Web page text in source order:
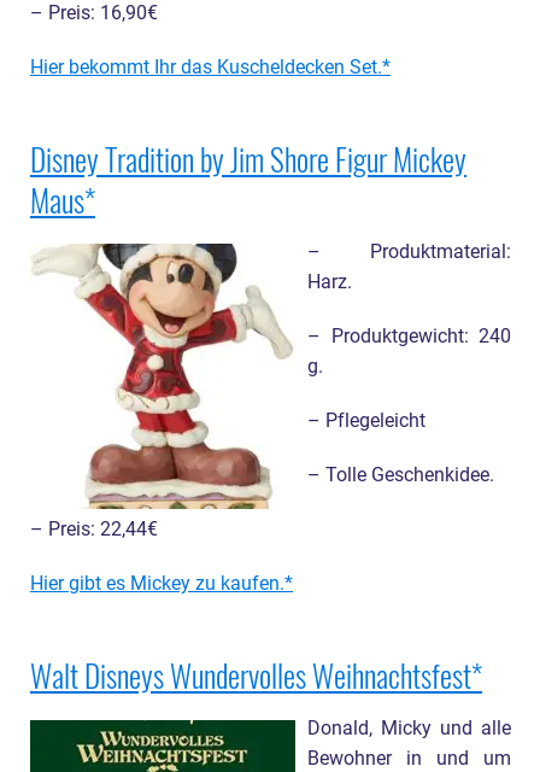
– Preis: 16,90€
Hier bekommt Ihr das Kuscheldecken Set.
Disney Tradition by Jim Shore Figur Mickey
Maus
– Produktmaterial:
Harz.
– Produktgewicht: 240
g.
– Pflegeleicht
– Tolle Geschenkidee.
– Preis: 22,44€
Hier gibt es Mickey zu kaufen.
Walt Disneys Wundervolles Weihnachtsfest
Donald, Micky und alle
Bewohner in und um